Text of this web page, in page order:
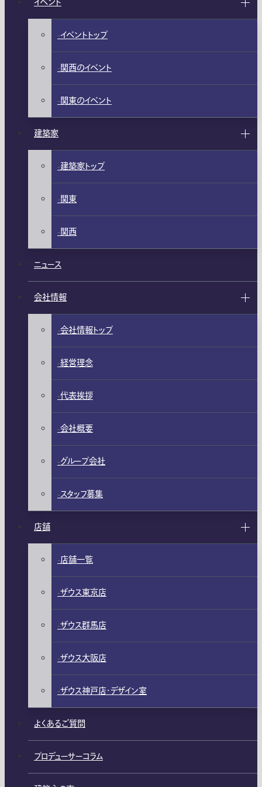
イベントトップ
関西のイベント
関東のイベント
建築家
建築家トップ
関東
関西
ニュース
会社情報
会社情報トップ
経営理念
代表挨拶
会社概要
グループ会社
スタッフ募集
店舗
店舗一覧
ザウス東京店
ザウス群馬店
ザウス大阪店
ザウス神戸店・デザイン室
よくあるご質問
プロデューサーコラム